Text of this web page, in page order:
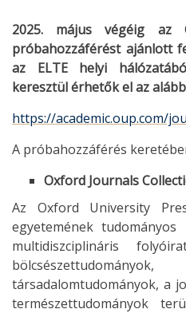
2025. május végéig az
próbahozzáférést ajánlott
az ELTE helyi
keresztül érhetők el az
https://academic.oup.com/
A próbahozzáférés
Oxford Journals
Az Oxford University
egyetemének
multidiszciplináris
társadalomtudományok, a
természettudományok